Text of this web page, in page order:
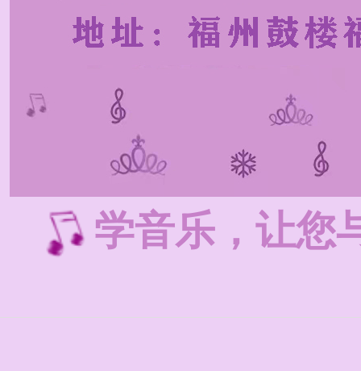
学音乐，让您